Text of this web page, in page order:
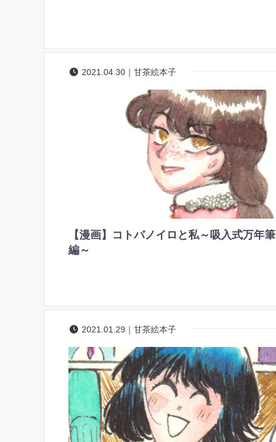
2021.04.30｜甘茶絵本子
【漫画】コトバノイロと私～吸入式万年筆
編～
2021.01.29｜甘茶絵本子